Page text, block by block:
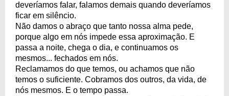
deveríamos falar, falamos demais quando deveríamos
ficar em silêncio.
Não damos o abraço que tanto nossa alma pede,
porque algo em nós impede essa aproximação. E
passa a noite, chega o dia, e continuamos os
mesmos... fechados em nós.
Reclamamos do que temos, ou achamos que não
temos o suficiente. Cobramos dos outros, da vida, de
nós mesmos. E o tempo passa.